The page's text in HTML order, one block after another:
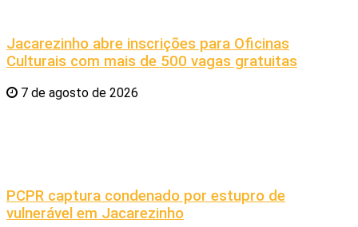
Jacarezinho abre inscrições para Oficinas
Culturais com mais de 500 vagas gratuitas
7 de agosto de 2026
PCPR captura condenado por estupro de
vulnerável em Jacarezinho